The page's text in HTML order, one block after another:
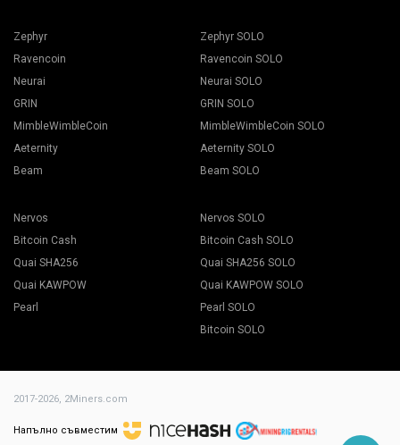
Zephyr
Ravencoin
Neurai
GRIN
MimbleWimbleCoin
Aeternity
Beam
Zephyr SOLO
Ravencoin SOLO
Neurai SOLO
GRIN SOLO
MimbleWimbleCoin SOLO
Aeternity SOLO
Beam SOLO
Nervos
Bitcoin Cash
Quai SHA256
Quai KAWPOW
Pearl
Nervos SOLO
Bitcoin Cash SOLO
Quai SHA256 SOLO
Quai KAWPOW SOLO
Pearl SOLO
Bitcoin SOLO
2017-2026, 2Miners.com
Напълно съвместим